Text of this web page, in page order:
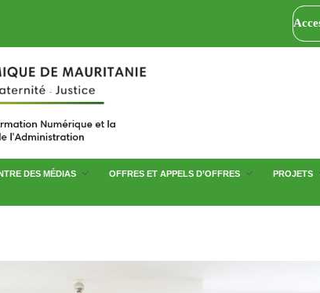
DES MÉDIAS OFFRES ET APPELS D’OFFRES PROJETS